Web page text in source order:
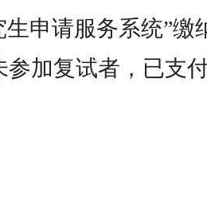
申请服务系统”缴
参加复试者，已支